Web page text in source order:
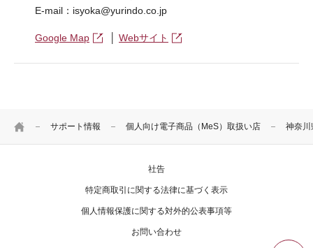
HOME サポート情報 個人向け電子商品（MeS）取扱い店 神奈川
E-mail：isyoka@yurindo.co.jp
Google Map Webサイト
社告
特定商取引に関する法律に基づく表示
個人情報保護に関する対外的公表事項等
お問い合わせ